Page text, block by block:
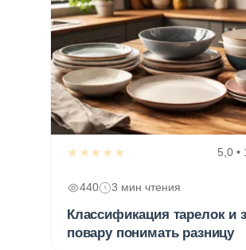
★★★★★ 5,0 •
440 3 мин чтения
Классификация тарелок и
повару понимать разницу